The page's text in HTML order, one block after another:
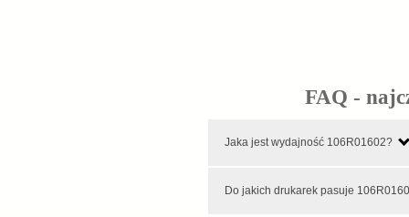
FAQ -
Jaka jest wydajność 106R01602?
Do jakich drukarek pasuje